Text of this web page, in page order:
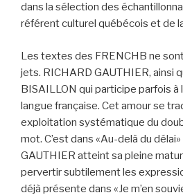
dans la sélection des
référent culturel québécois et de
Les textes des FRENCHB ne
jets. RICHARD GAUTHIER, ainsi
BISAILLON qui participe parfois à
langue française. Cet amour se
exploitation systématique du
mot. C’est dans «Au-delà du
GAUTHIER atteint sa pleine
pervertir subtilement les
déjà présente dans «Je m’en